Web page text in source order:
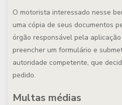
O motorista interessado nesse
uma cópia de seus documentos
órgão responsável pela
preencher um formulário e
autoridade competente, que
pedido.
Multas médias